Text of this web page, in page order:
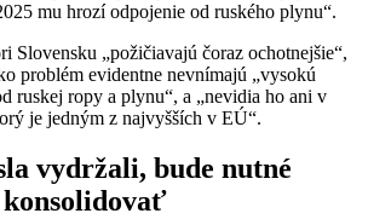
mu hrozí odpojenie od ruského plynu“.
Slovensku „požičiavajú čoraz ochotnejšie“,
problém evidentne nevnímajú „vysokú
ruskej ropy a plynu“, a „nevidia ho ani v
je jedným z najvyšších v EÚ“.
vydržali, bude nutné